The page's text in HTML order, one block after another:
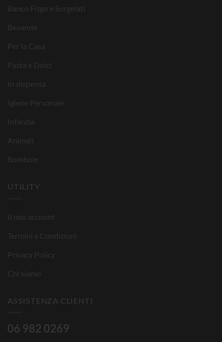
Banco Frigo e Surgelati
Bevande
Per la Casa
Pasta e Dolci
In dispensa
Igiene Personale
Infanzia
Animali
Bombole
UTILITY
Il mio account
Termini e Condizioni
Privacy Policy
Chi siamo
ASSISTENZA CLIENTI
06 982 0269